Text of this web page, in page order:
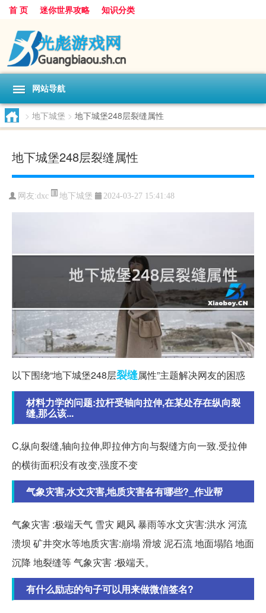
首 页 迷你世界攻略 知识分类
网站导航
> 地下城堡 > 地下城堡248层裂缝属性
地下城堡248层裂缝属性
网友:dxc 地下城堡 2024-03-27 15:41:48
以下围绕“地下城堡248层裂缝属性”主题解决网友的困惑
材料力学的问题:拉杆受轴向拉伸,在某处存在纵向裂
缝,那么该...
C,纵向裂缝,轴向拉伸,即拉伸方向与裂缝方向一致.受拉伸
的横街面积没有改变,强度不变
气象灾害,水文灾害,地质灾害各有哪些?_作业帮
气象灾害 :极端天气 雪灾 飓风 暴雨等水文灾害:洪水 河流
溃坝 矿井突水等地质灾害:崩塌 滑坡 泥石流 地面塌陷 地面
沉降 地裂缝等 气象灾害 :极端天。
有什么励志的句子可以用来做微信签名?